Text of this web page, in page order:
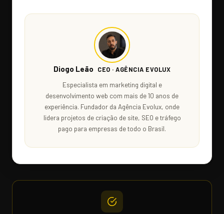
Diogo Leão CEO · AGÊNCIA EVOLUX
Especialista em marketing digital e
desenvolvimento web com mais de 10 anos de
experiência. Fundador da Agência Evolux, onde
lidera projetos de criação de site, SEO e tráfego
pago para empresas de todo o Brasil.